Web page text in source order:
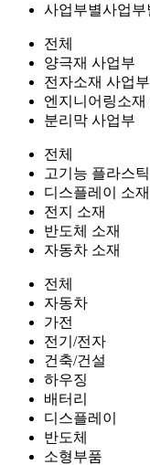
사업부별사업부
전체
양극재 사업부
전자소재 사업부
엔지니어링소재
분리막 사업부
전체
고기능 플라스틱
디스플레이 소재
전지 소재
반도체 소재
자동차 소재
전체
자동차
가전
전기/전자
건축/건설
하우징
배터리
디스플레이
반도체
소형부품